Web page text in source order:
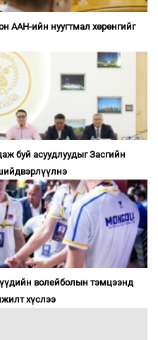
ААН-ийн нуугтмал хөрөнгийг
буй асуудлуудыг Засгийн
волейболын тэмцээнд
хүслээ